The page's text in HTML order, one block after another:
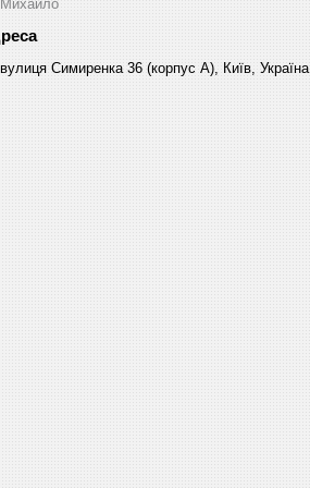
Михайло
вулиця Симиренка 36 (корпус А), Київ, Україна